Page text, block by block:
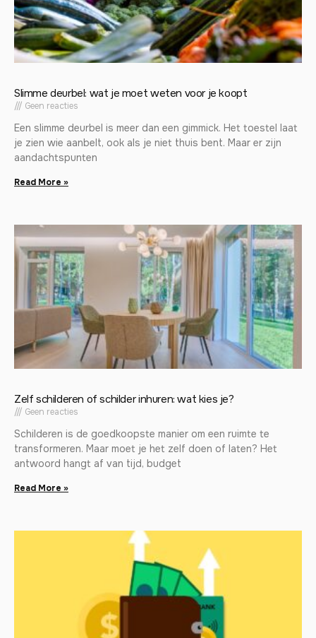
Slimme deurbel: wat je moet weten voor je koopt
Geen reacties
Een slimme deurbel is meer dan een gimmick. Het toestel laat
je zien wie aanbelt, ook als je niet thuis bent. Maar er zijn
aandachtspunten
Read More »
Zelf schilderen of schilder inhuren: wat kies je?
Geen reacties
Schilderen is de goedkoopste manier om een ruimte te
transformeren. Maar moet je het zelf doen of laten? Het
antwoord hangt af van tijd, budget
Read More »